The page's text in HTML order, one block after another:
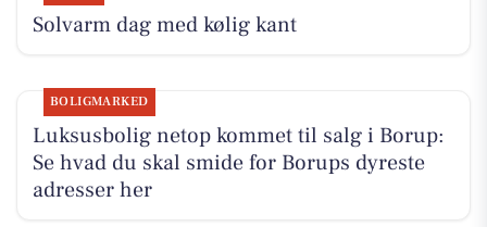
Solvarm dag med kølig kant
BOLIGMARKED
Luksusbolig netop kommet til salg i Borup:
Se hvad du skal smide for Borups dyreste
adresser her